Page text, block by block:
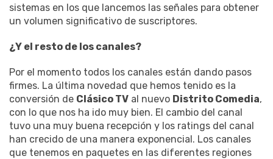
sistemas en los que lancemos las señales para obtener
un volumen significativo de suscriptores.
¿Y el resto de los canales?
Por el momento todos los canales están dando pasos
firmes. La última novedad que hemos tenido es la
conversión de Clásico TV al nuevo Distrito Comedia,
con lo que nos ha ido muy bien. El cambio del canal
tuvo una muy buena recepción y los ratings del canal
han crecido de una manera exponencial. Los canales
que tenemos en paquetes en las diferentes regiones